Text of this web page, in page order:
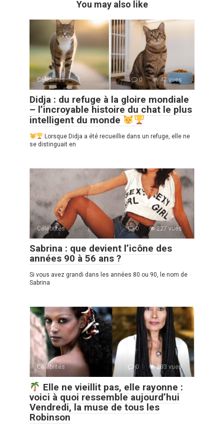
You may also like
Célébrités 0 47 vues
Didja : du refuge à la gloire mondiale
– l’incroyable histoire du chat le plus
intelligent du monde
Lorsque Didja a été recueillie dans un refuge, elle ne
se distinguait en
Célébrités 0 227 vues
Sabrina : que devient l’icône des
années 90 à 56 ans ?
Si vous avez grandi dans les années 80 ou 90, le nom de
Sabrina
Célébrités 0 203 vues
Elle ne vieillit pas, elle rayonne :
voici à quoi ressemble aujourd’hui
Vendredi, la muse de tous les
Robinson